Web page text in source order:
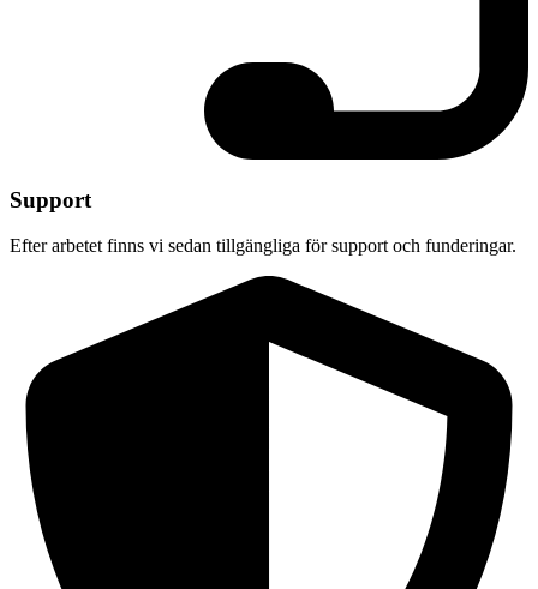
Support
Efter arbetet finns vi sedan tillgängliga för support och funderingar.